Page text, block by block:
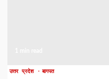
उत्तर प्रदेश बागपत